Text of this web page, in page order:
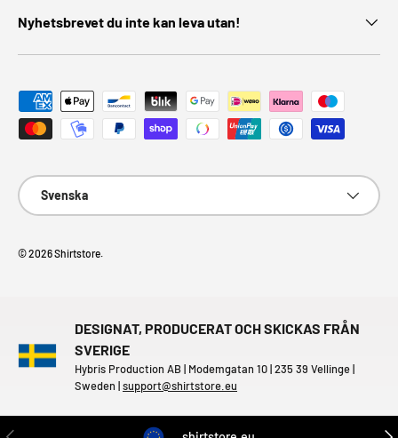
Nyhetsbrevet du inte kan leva utan!
Godkända betalningsmetoder
Språk
Svenska
© 2026Shirtstore
DESIGNAT, PRODUCERAT OCH SKICKAS FRÅN
SVERIGE
Hybris Production AB | Modemgatan 10 | 235 39 Vellinge |
Sweden |support@shirtstore.eu
FÖREGÅENDE